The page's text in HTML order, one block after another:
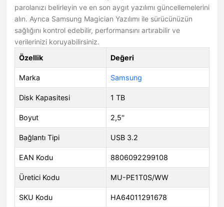
parolanızı belirleyin ve en son aygıt yazılımı güncellemelerini
alın. Ayrıca Samsung Magician Yazılımı ile sürücünüzün
sağlığını kontrol edebilir, performansını artırabilir ve
verilerinizi koruyabilirsiniz.
Özellik
Değeri
Marka Samsung
Disk Kapasitesi 1 TB
Boyut 2,5''
Bağlantı Tipi USB 3.2
EAN Kodu 8806092299108
Üretici Kodu MU-PE1T0S/WW
SKU Kodu HA64011291678